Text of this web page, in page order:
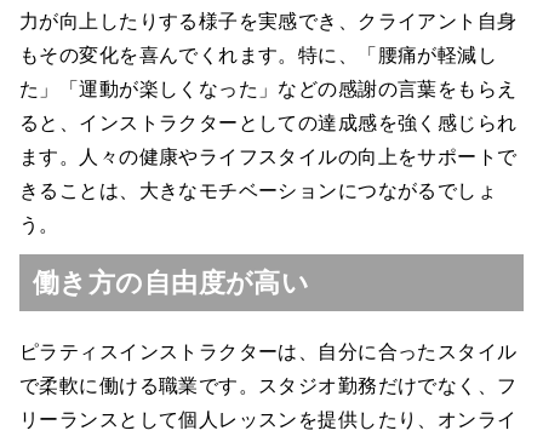
力が向上したりする様子を実感でき、クライアント自身
もその変化を喜んでくれます。特に、「腰痛が軽減し
た」「運動が楽しくなった」などの感謝の言葉をもらえ
ると、インストラクターとしての達成感を強く感じられ
ます。人々の健康やライフスタイルの向上をサポートで
きることは、大きなモチベーションにつながるでしょ
う。
働き方の自由度が高い
ピラティスインストラクターは、自分に合ったスタイル
で柔軟に働ける職業です。スタジオ勤務だけでなく、フ
リーランスとして個人レッスンを提供したり、オンライ